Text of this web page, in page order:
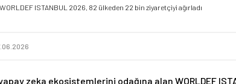
WORLDEF ISTANBUL 2026, 82 ülkeden 22 bin ziyaretçiyi ağırladı
zeka ekosistemlerini odağına alan WORLDEF